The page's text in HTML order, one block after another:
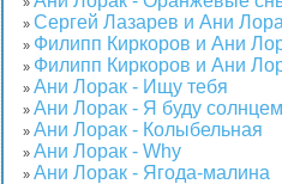
» Сергей Лазарев и Ани
» Филипп Киркоров и Ани
» Филипп Киркоров и Ани
» Ани Лорак - Ищу тебя
» Ани Лорак - Я буду солнцем
» Ани Лорак - Колыбельная
» Ани Лорак - Why
» Ани Лорак - Ягода-малина